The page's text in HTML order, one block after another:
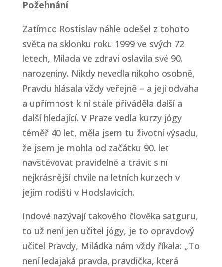
Požehnání
Zatímco Rostislav náhle odešel z tohoto
světa na sklonku roku 1999 ve svých 72
letech, Milada ve zdraví oslavila své 90.
narozeniny. Nikdy nevedla nikoho osobně,
Pravdu hlásala vždy veřejně – a její odvaha
a upřímnost k ní stále přiváděla další a
další hledající. V Praze vedla kurzy jógy
téměř 40 let, měla jsem tu životní výsadu,
že jsem je mohla od začátku 90. let
navštěvovat pravidelně a trávit s ní
nejkrásnější chvíle na letních kurzech v
jejím rodišti v Hodslavicích.
Indové nazývají takového člověka satguru,
to už není jen učitel jógy, je to opravdový
učitel Pravdy, Miládka nám vždy říkala: „To
není ledajaká pravda, pravdička, která